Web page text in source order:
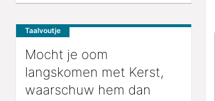
Taalvoutje
Mocht je oom
langskomen met Kerst,
waarschuw hem dan